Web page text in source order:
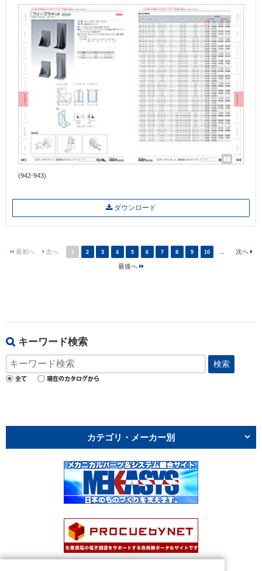
(942-943)
ダウンロード
1 2 3 4 5 6 7 8 9 10
キーワード検索
検索
カテゴリ・メーカー別